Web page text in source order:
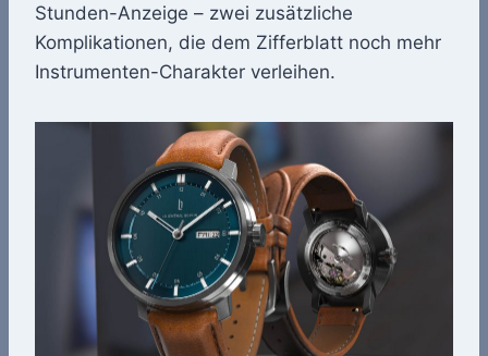
Stunden-Anzeige – zwei zusätzliche
Komplikationen, die dem Zifferblatt noch mehr
Instrumenten-Charakter verleihen.